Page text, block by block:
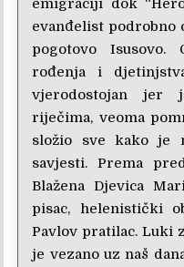
emigraciji dok
evanđelist podrobno
pogotovo Isusovo.
rođenja i
vjerodostojan jer
riječima, veoma
složio sve kako je
savjesti. Prema
Blažena Djevica
pisac, helenistički
Pavlov pratilac. Luki
je vezano uz naš